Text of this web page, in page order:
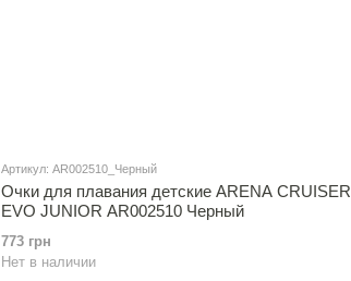
Артикул: AR002510_Черный
Очки для плавания детские ARENA CRUISER
EVO JUNIOR AR002510 Черный
773 грн
Нет в наличии